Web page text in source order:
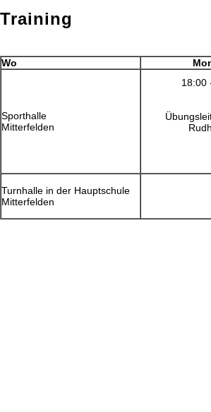
Training
Wo
Sporthalle
Mitterfelden
18:00
Turnhalle in der Hauptschule
Mitterfelden